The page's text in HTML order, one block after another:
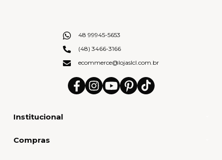
Institucional
Compras
48 99945-5653
(48) 3466-3166
ecommerce@lojaslcl.com.br